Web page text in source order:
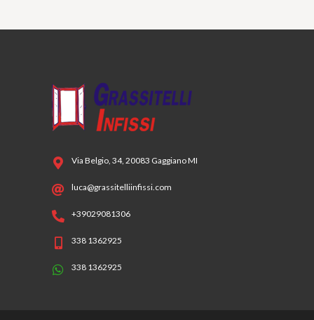
Via Belgio, 34, 20083 Gaggiano MI
luca@grassitelliinfissi.com
+39029081306
338 1362925
338 1362925